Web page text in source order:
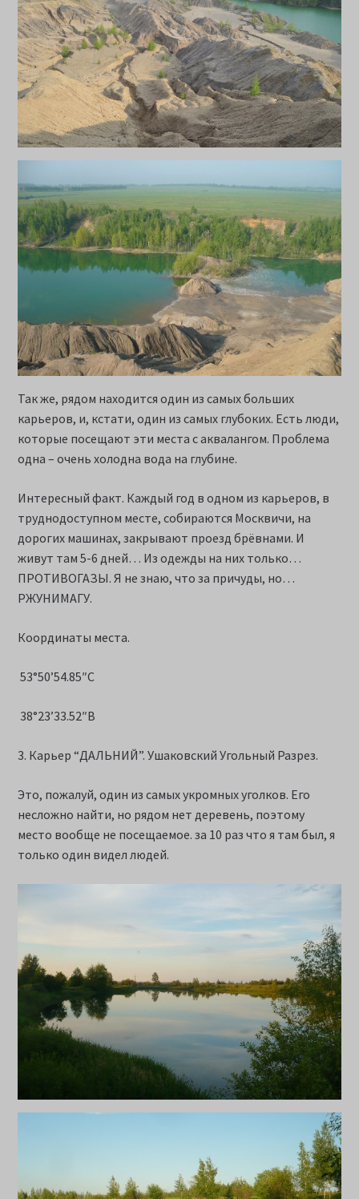
Так же, рядом находится один из самых больших
карьеров, и, кстати, один из самых глубоких. Есть люди,
которые посещают эти места с аквалангом. Проблема
одна – очень холодна вода на глубине.
Интересный факт. Каждый год в одном из карьеров, в
труднодоступном месте, собираются Москвичи, на
дорогих машинах, закрывают проезд брёвнами. И
живут там 5-6 дней… Из одежды на них только…
ПРОТИВОГАЗЫ. Я не знаю, что за причуды, но…
РЖУНИМАГУ.
Координаты места.
53°50’54.85″С
38°23’33.52″В
3. Карьер “ДАЛЬНИЙ”. Ушаковский Угольный Разрез.
Это, пожалуй, один из самых укромных уголков. Его
несложно найти, но рядом нет деревень, поэтому
место вообще не посещаемое. за 10 раз что я там был, я
только один видел людей.